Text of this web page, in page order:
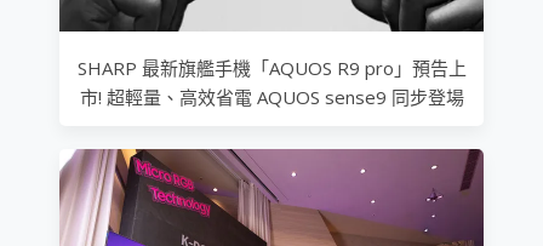
SHARP 最新旗艦手機「AQUOS R9 pro」預告上
市! 超輕量、高效省電 AQUOS sense9 同步登場